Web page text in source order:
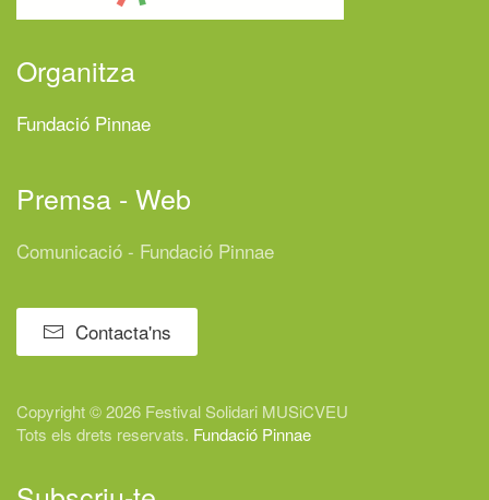
Organitza
Fundació Pinnae
Premsa - Web
Comunicació - Fundació Pinnae
Contacta'ns
Copyright © 2026 Festival Solidari MUSiCVEU
Tots els drets reservats. Fundació Pinnae